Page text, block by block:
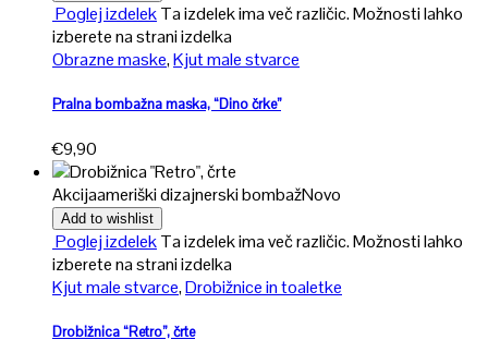
Poglej izdelekTa izdelek ima več različic. Možnosti lahko
izberete na strani izdelka
Obrazne maske,Kjut male stvarce
Pralna bombažna maska, “Dino črke”
€9,90
Akcijaameriški dizajnerski bombažNovo
Add to wishlist
Poglej izdelekTa izdelek ima več različic. Možnosti lahko
izberete na strani izdelka
Kjut male stvarce,Drobižnice in toaletke
Drobižnica “Retro”, črte